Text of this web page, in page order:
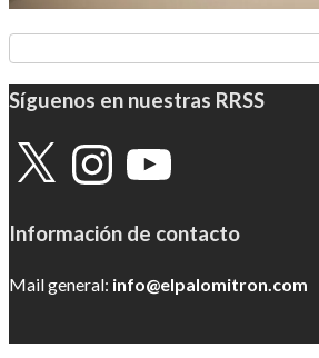
Síguenos en nuestras RRSS
X InstagramYouTube
Información de contacto
Mail general: info@elpalomitron.com